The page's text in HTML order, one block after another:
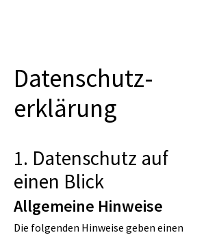
Datenschutz­
erklärung
1. Datenschutz auf
einen Blick
Allgemeine Hinweise
Die folgenden Hinweise geben einen